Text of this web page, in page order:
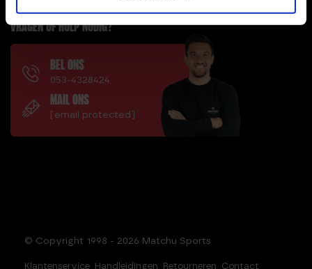
VRAGEN OF HULP NODIG?
BEL ONS
053-4328424
MAIL ONS
[email protected]
© Copyright 1998 - 2026 Matchu Sports
Klantenservice Handleidingen Retourneren Contact